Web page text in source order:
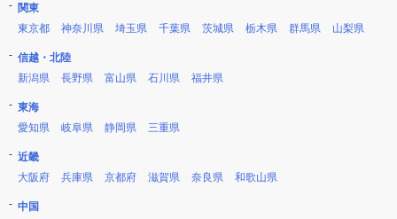
関東
東京都
神奈川県 埼玉県 千葉県 茨城県 栃木県 群馬県 山梨県
信越・北陸
新潟県
長野県 富山県 石川県 福井県
東海
愛知県
岐阜県 静岡県 三重県
近畿
大阪府
兵庫県 京都府 滋賀県 奈良県 和歌山県
中国